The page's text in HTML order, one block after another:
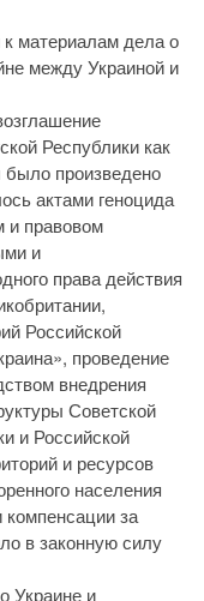
материалам дела о
между Украиной и
Республики как
было произведено
актами геноцида
и правовом
и
права действия
Российской
проведение
внедрения
Советской
и Российской
и ресурсов
населения
компенсации за
в законную силу
Украине и